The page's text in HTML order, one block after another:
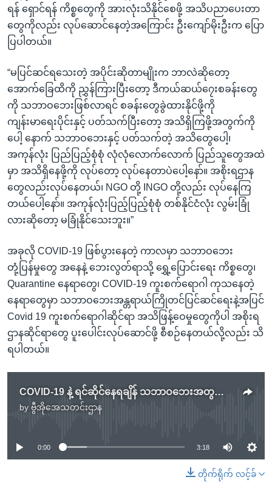
ရန် ရှောင်ရန် ကိစ္စတွေကို အားလုံးသိနိုင်စေဖို့ အသိပညာပေးတာ
တွေကိုလည်း လုပ်ဆောင်နေတဲ့အကြောင်း ဦးကျော်မိုးဦးက ပြော
ပြပါတယ်။
“မပြင်ဆင်ရသေးတဲ့ အပိုင်းဆိုတာမျိုးက ဘာလဲဆိုတော့
အောက်ခြေထိကို ညွှန်ကြားပြီးတော့ ဒီကယ်ဆယ်၇ေးစခန်းတွေ
ကို သဘာဝဘေးဖြစ်လာရင် စခန်းတွေခွဲထားနိုင်ဖို့ကို
ကျန်းမာရေးပိုင်းနှင့် ပတ်သက်ပြီးတော့ အသိရှိကြဖို့အတွက်ကို
ပေါ့ နောက် သဘာဝဘေးနှင့် ပတ်သက်တဲ့ အသိတွေပေါ့၊
အကုန်လုံး ပြည်ပြည့်စုံစုံ လုံလုံလောက်လောက် ပြည်သူတွေအထဲ
မှာ အသိရှိနေဖို့ကို လုပ်တော့ လုပ်နေတာပဲပေါ့နော်။ အစိုးရဌာန
တွေလည်းလုပ်နေတယ်၊ NGO တို့ INGO တို့လည်း လုပ်နေကြ
တယ်ပေါ့နော်။ အကုန်လုံးပြည့်ပြည့်စုံစုံ တစ်နိုင်ငံလုံး လွမ်းခြုံ
လားဆိုတော့ မခြုံနိုင်သေးဘူး။”
အခုလို COVID-19 ဖြစ်ပွားနေတဲ့ ကာလမှာ သဘာဝဘေး
တုံ့ပြန်မှုတွေ အနေနဲ့ ဘေးလွတ်ရာသို့ ရွှေ့ပြောင်းရေး ကိစ္စတွေ၊
Quarantine နေရာတွေ၊ COVID-19 ကူးစက်ရောဂါ ကုသနေတဲ့
နေရာတွေမှာ သဘာဝဘေးအန္တရာယ်ကြိုတင်ပြင်ဆင်ရေးနဲ့အပြင်
Covid 19 ကူးစက်ရောဂါဆိုင်ရာ အသိဖြန့်ဝေမှုတွေကိုပါ အစိုးရ
ဌာနဆိုင်ရာတွေ ပူးပေါင်းလုပ်ဆောင်ဖို့ စီစဉ်နေတယ်လို့လည်း သိ
ရပါတယ်။
COVID-19 နဲ့ ရင်ဆိုင်နေရချိန် သဘာဝဘေးအတွက် ဘာတွေပြင်ထားပြီးပြီလဲ
by ဗွီအိုအေသတင်းဌာန
No media source currently available
0:00 3:18
တိုက်ရိုက် လင့်ခ်